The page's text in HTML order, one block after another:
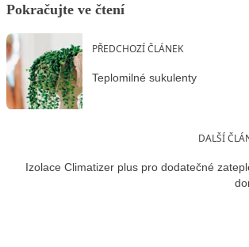
Pokračujte ve čtení
PŘEDCHOZÍ ČLÁNEK
Teplomilné sukulenty
DALŠÍ
Izolace Climatizer plus pro dodatečné